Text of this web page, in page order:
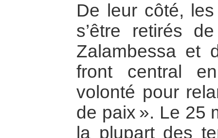
De leur côté,
s’être retirés
Zalambessa et
front central
volonté pour
de paix ». Le 25
la plupart des